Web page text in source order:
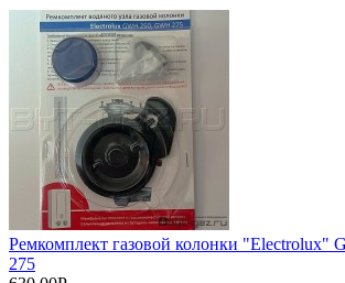
Ремкомплект газовой колонки "Electrolux"
275